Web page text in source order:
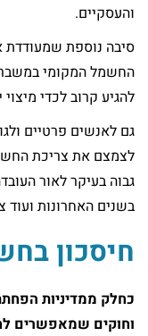
והעסקיים.
סיבה נוספת
החשמל המקומי
להגיע קרוב לכדי
גם לאנשים פרטיים
לצמצם את צריכת
גבוה בעיקר לאור
בשנים האחרונות ועוד
חיסכון
כחלק ממדיניות
וחוקים שמאפשרים